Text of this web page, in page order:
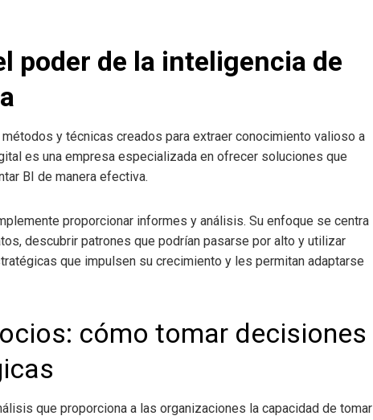
poder de la inteligencia de
y técnicas creados para extraer conocimiento valioso a
es una empresa especializada en ofrecer soluciones que
BI de manera efectiva.
proporcionar informes y análisis. Su enfoque se centra
descubrir patrones que podrían pasarse por alto y utilizar
que impulsen su crecimiento y les permitan adaptarse
: cómo tomar decisiones
que proporciona a las organizaciones la capacidad de tomar